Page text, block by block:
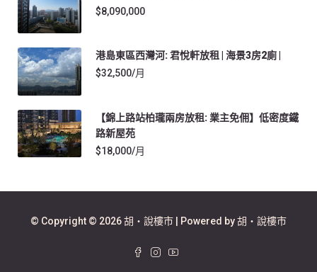
$8,090,000
港島東區西灣河: 君悅軒放租 | 海景3房2廁 |
$32,500/月
【錦上路站柏瓏兩房放租: 業主免佣】低密度鐵
路新屋苑
$18,000/月
© Copyright © 2026 胡‧說樓市 | Powered by 胡‧說樓市